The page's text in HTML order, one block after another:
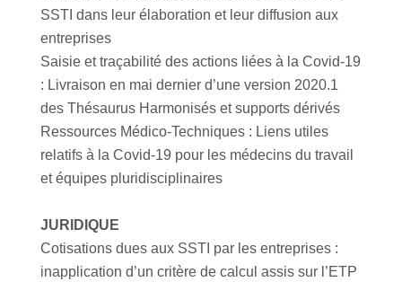
SSTI dans leur élaboration et leur diffusion aux
entreprises
Saisie et traçabilité des actions liées à la Covid-19
: Livraison en mai dernier d’une version 2020.1
des Thésaurus Harmonisés et supports dérivés
Ressources Médico-Techniques : Liens utiles
relatifs à la Covid-19 pour les médecins du travail
et équipes pluridisciplinaires
JURIDIQUE
Cotisations dues aux SSTI par les entreprises :
inapplication d’un critère de calcul assis sur l’ETP